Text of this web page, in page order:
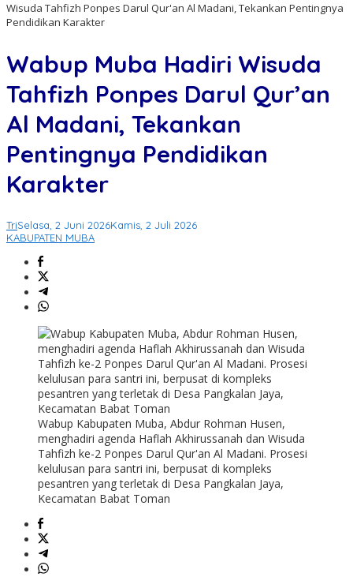
Wisuda Tahfizh Ponpes Darul Qur'an Al Madani, Tekankan Pentingnya
Pendidikan Karakter
Wabup Muba Hadiri Wisuda
Tahfizh Ponpes Darul Qur’an
Al Madani, Tekankan
Pentingnya Pendidikan
Karakter
TriSelasa, 2 Juni 2026Kamis, 2 Juli 2026
KABUPATEN MUBA
Wabup Kabupaten Muba, Abdur Rohman Husen,
menghadiri agenda Haflah Akhirussanah dan Wisuda
Tahfizh ke-2 Ponpes Darul Qur'an Al Madani. Prosesi
kelulusan para santri ini, berpusat di kompleks
pesantren yang terletak di Desa Pangkalan Jaya,
Kecamatan Babat Toman